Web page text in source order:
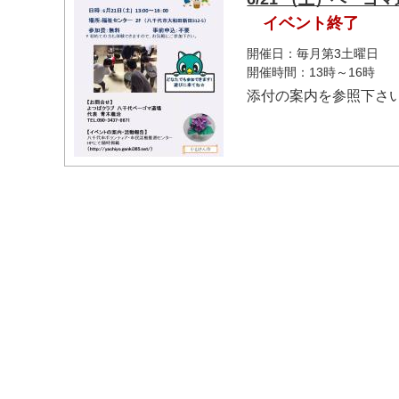
イベント終了
開催日：毎月第3土曜日
開催時間：13時～16時
添付の案内を参照下さ
マイメディア検索